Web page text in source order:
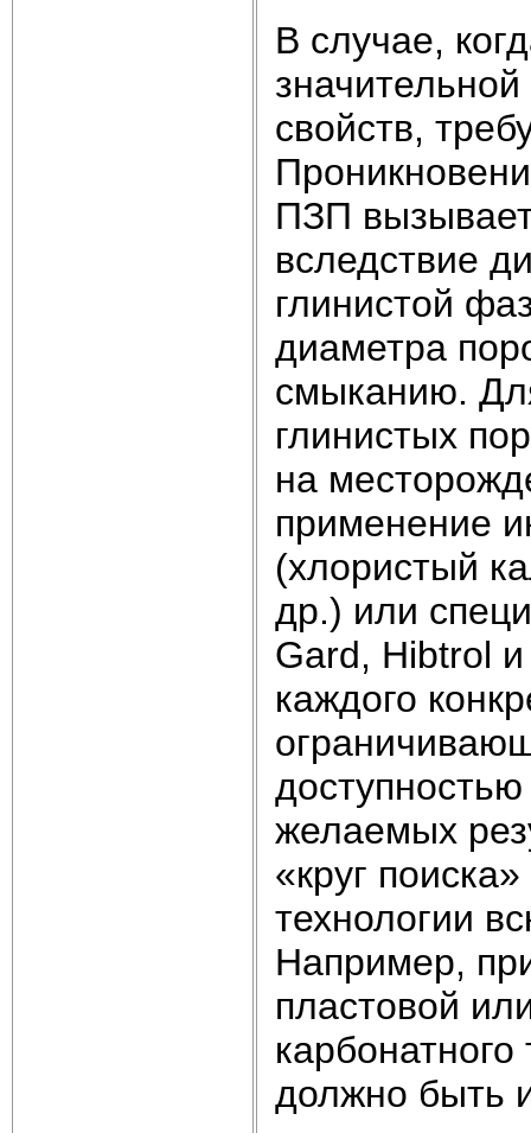
В случае,
свойств,
ПЗП
вследствие
глинистой
диаметра
смыканию.
глинистых
на
применение
(хлористый
др.) или
Gard, Hibtrol
каждого
желаемых
«круг
технологии
Например,
пластовой
должно быть